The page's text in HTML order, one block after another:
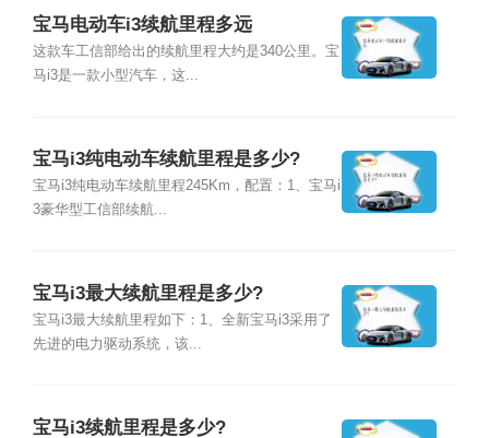
宝马电动车i3续航里程多远
这款车工信部给出的续航里程大约是340公里。宝
马i3是一款小型汽车，这...
宝马i3纯电动车续航里程是多少?
宝马i3纯电动车续航里程245Km，配置：1、宝马i
3豪华型工信部续航...
宝马i3最大续航里程是多少?
宝马i3最大续航里程如下：1、全新宝马i3采用了
先进的电力驱动系统，该...
宝马i3续航里程是多少?